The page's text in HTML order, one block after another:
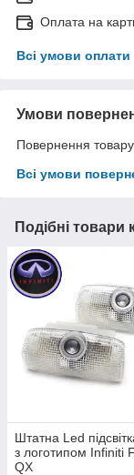
Оплата на
Всі умови оплати
Умови
Повернення
Всі умови
Подібні товари
Штатна Led
з логотипом Infiniti
QX